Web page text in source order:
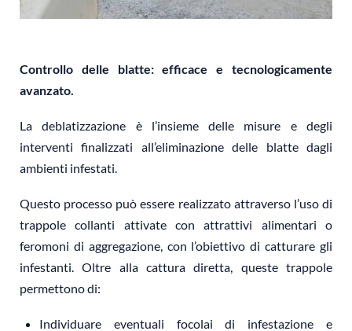
Controllo delle blatte: efficace e tecnologicamente
avanzato.
La deblatizzazione è l’insieme delle misure e degli
interventi finalizzati all’eliminazione delle blatte dagli
ambienti infestati.
Questo processo può essere realizzato attraverso l’uso di
trappole collanti attivate con attrattivi alimentari o
feromoni di aggregazione, con l’obiettivo di catturare gli
infestanti. Oltre alla cattura diretta, queste trappole
permettono di:
Individuare eventuali focolai di infestazione e